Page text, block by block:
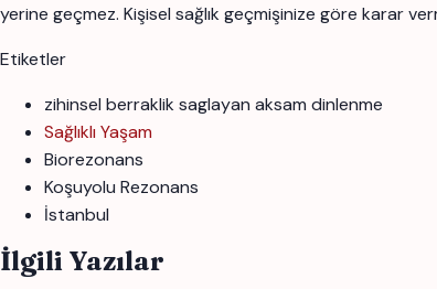
yerine geçmez. Kişisel sağlık geçmişinize göre karar
Etiketler
zihinsel berraklik saglayan aksam dinlenme
Sağlıklı Yaşam
Biorezonans
Koşuyolu Rezonans
İstanbul
İlgili Yazılar